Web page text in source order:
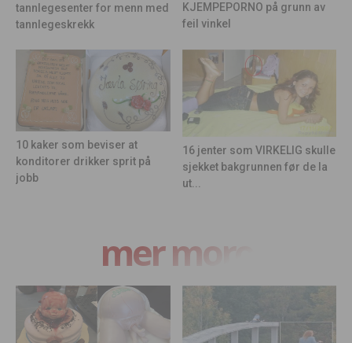
tannlegesenter for menn med
tannlegeskrekk
KJEMPEPORNO på grunn av
feil vinkel
10 kaker som beviser at
konditorer drikker sprit på
jobb
16 jenter som VIRKELIG skulle
sjekket bakgrunnen før de la
ut...
mer moro